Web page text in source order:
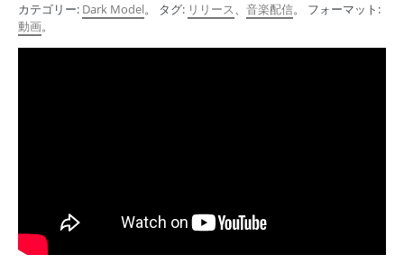
カテゴリー: Dark Model。 タグ: リリース、 音楽配信。 フォーマット:
動画。